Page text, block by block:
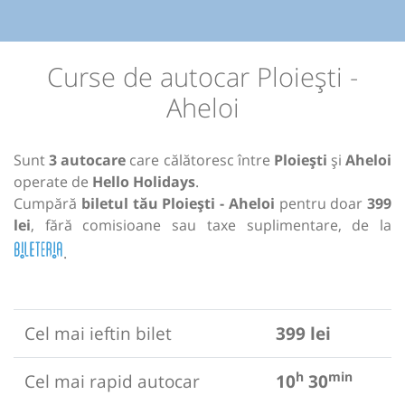
Curse de autocar Ploiești -
Aheloi
Sunt3 autocare care călătoresc între Ploiești și Aheloi
operate de Hello Holidays.
Cumpără biletul tău Ploiești - Aheloi pentru doar 399
lei, fără comisioane sau taxe suplimentare, de la
.
Cel mai ieftin bilet
399 lei
Cel mai rapid autocar
10h 30min